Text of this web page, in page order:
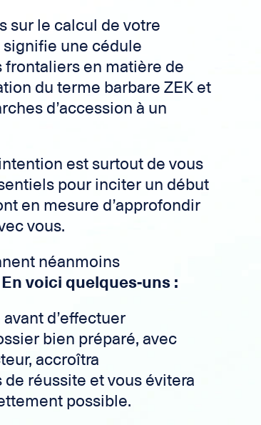
sur le calcul de votre
signifie une cédule
en matière de
du terme barbare ZEK et
d’accession à un
est surtout de vous
pour inciter un début
en mesure d’approfondir
vous.
néanmoins
En voici quelques-uns :
d’effectuer
bien préparé, avec
accroîtra
réussite et vous évitera
possible.